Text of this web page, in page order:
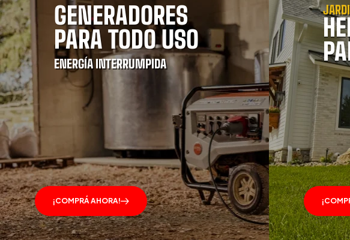
GENERADORES
PARA TODO USO
ENERGÍA INTERRUMPIDA
¡COMPRÁ AHORA!